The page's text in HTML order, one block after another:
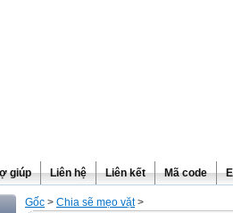
giúp Liên hệ Liên kết Mã code
Gốc > Chia sẽ mẹo vặt>